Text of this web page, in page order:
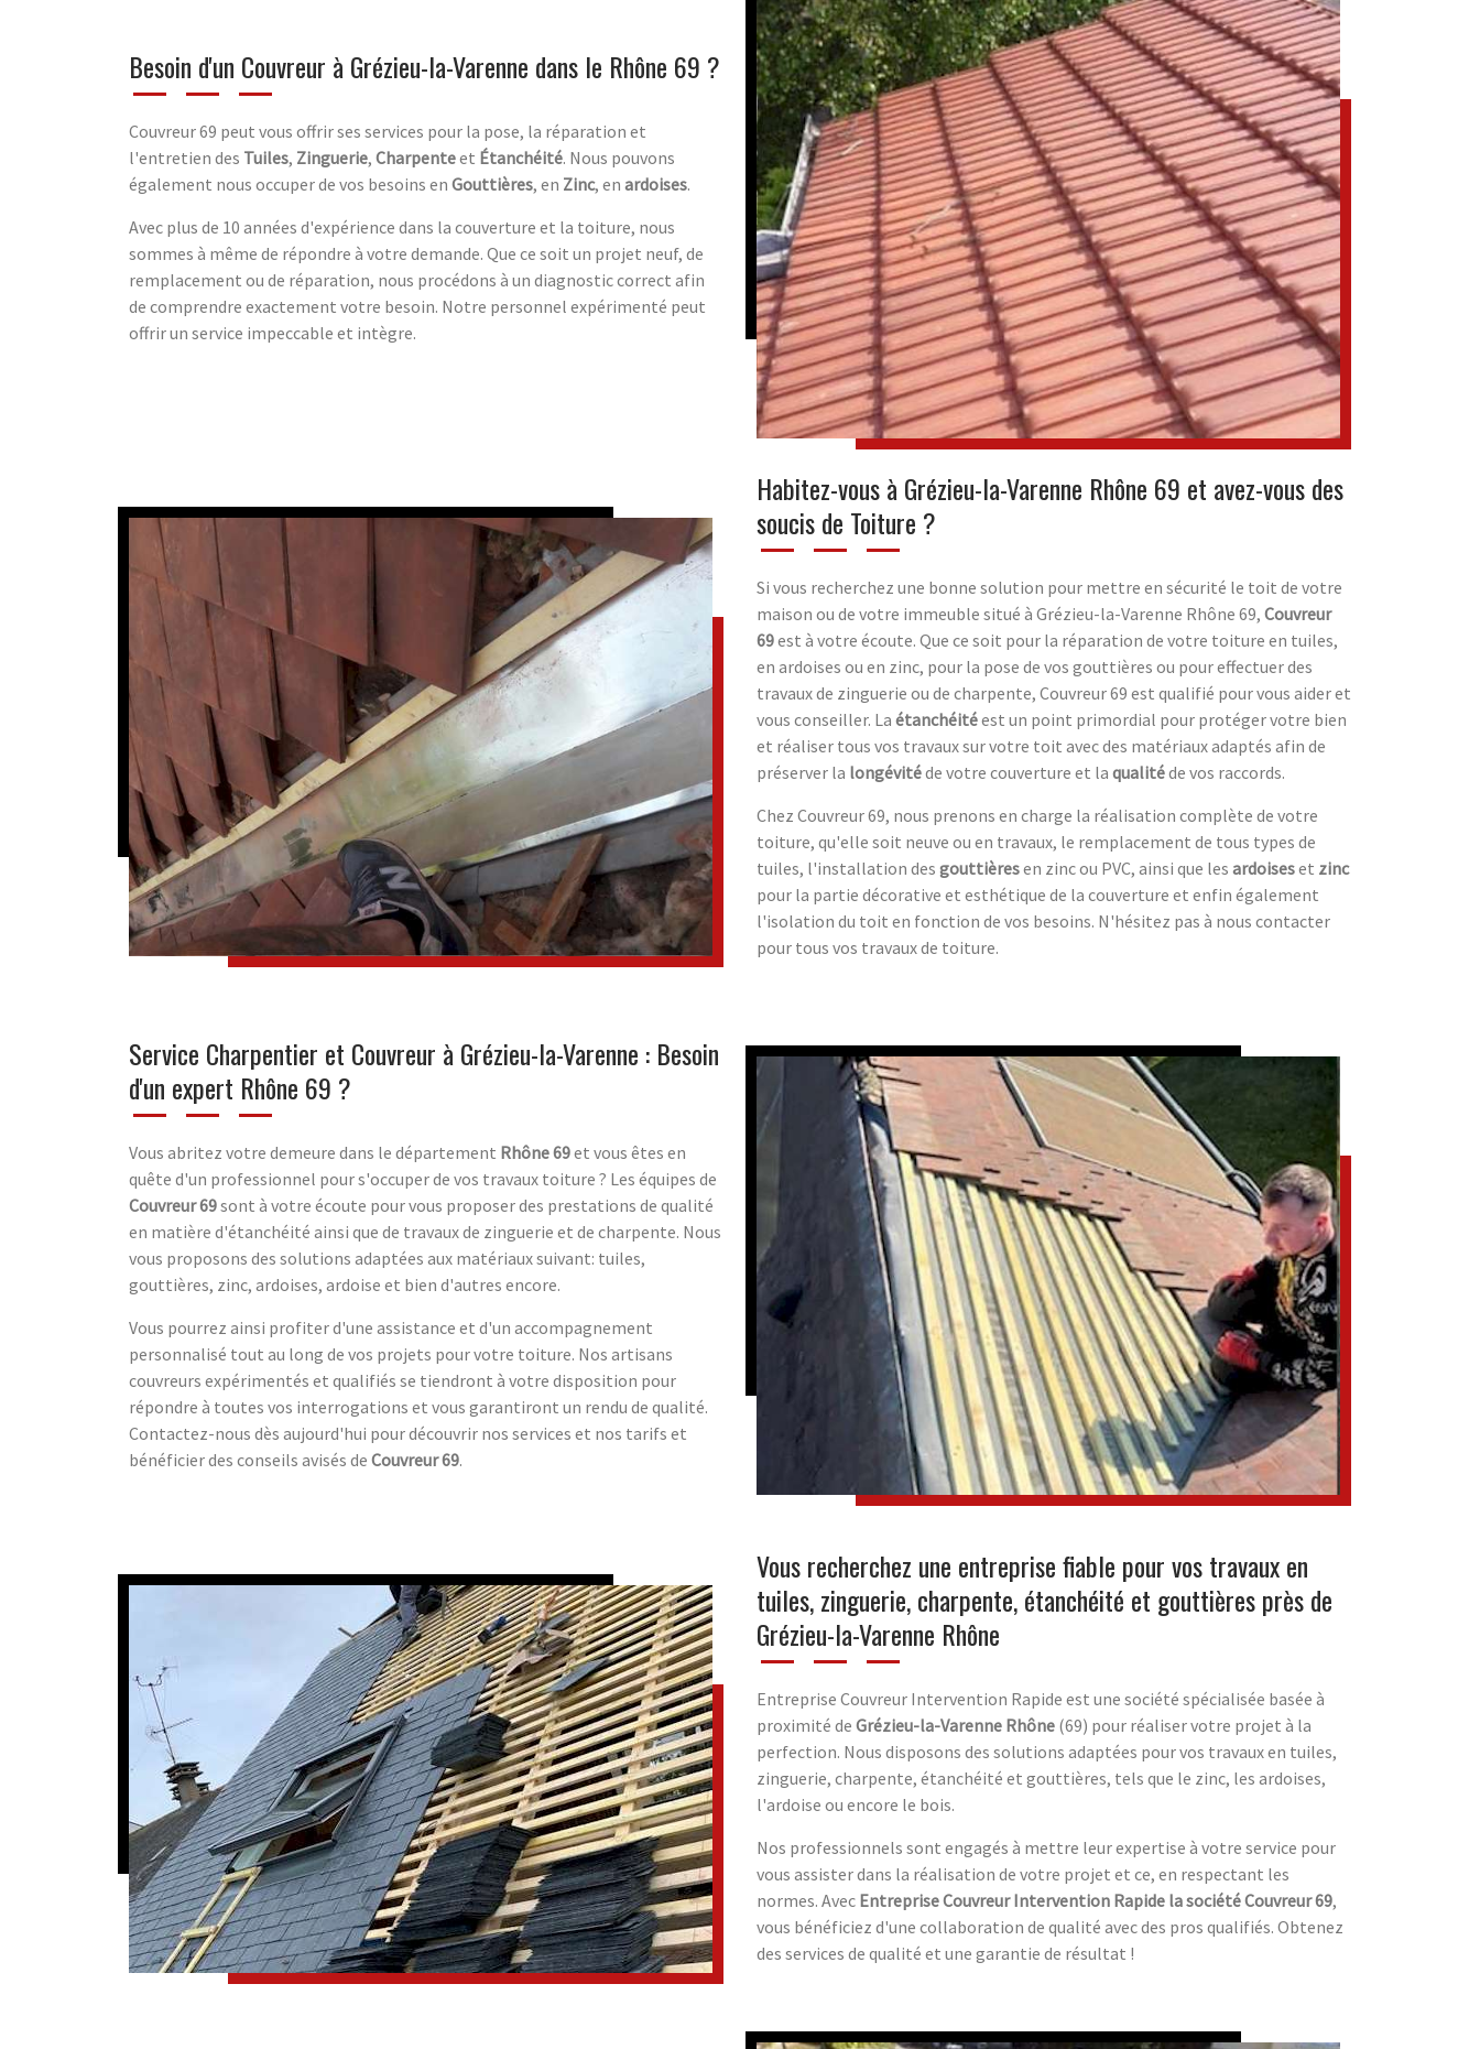
Besoin d'un Couvreur à Grézieu-la-Varenne dans le Rhône 69 ?
Couvreur 69 peut vous offrir ses services pour la pose, la réparation et
l'entretien des Tuiles, Zinguerie, Charpenteet Étanchéité. Nous pouvons
également nous occuper de vos besoins en Gouttières, en Zinc, en ardoises.
Avec plus de 10 années d'expérience dans la couverture et la toiture, nous
sommes à même de répondre à votre demande. Que ce soit un projet neuf, de
remplacement ou de réparation, nous procédons à un diagnostic correct afin
de comprendre exactement votre besoin. Notre personnel expérimenté peut
offrir un service impeccable et intègre.
Habitez-vous à Grézieu-la-Varenne Rhône 69 et avez-vous des
soucis de Toiture ?
Si vous recherchez une bonne solution pour mettre en sécurité le toit de votre
maison ou de votre immeuble situé à Grézieu-la-Varenne Rhône 69, Couvreur
69est à votre écoute. Que ce soit pour la réparation de votre toiture en tuiles,
en ardoises ou en zinc, pour la pose de vos gouttières ou pour effectuer des
travaux de zinguerie ou de charpente, Couvreur 69 est qualifié pour vous aider et
vous conseiller. La étanchéitéest un point primordial pour protéger votre bien
et réaliser tous vos travaux sur votre toit avec des matériaux adaptés afin de
préserver la longévitéde votre couverture et la qualitéde vos raccords.
Chez Couvreur 69, nous prenons en charge la réalisation complète de votre
toiture, qu'elle soit neuve ou en travaux, le remplacement de tous types de
tuiles, l'installation des gouttièresen zinc ou PVC, ainsi que les ardoiseset zinc
pour la partie décorative et esthétique de la couverture et enfin également
l'isolation du toit en fonction de vos besoins. N'hésitez pas à nous contacter
pour tous vos travaux de toiture.
Service Charpentier et Couvreur à Grézieu-la-Varenne : Besoin
d'un expert Rhône 69 ?
Vous abritez votre demeure dans le département Rhône 69et vous êtes en
quête d'un professionnel pour s'occuper de vos travaux toiture ? Les équipes de
Couvreur 69sont à votre écoute pour vous proposer des prestations de qualité
en matière d'étanchéité ainsi que de travaux de zinguerie et de charpente. Nous
vous proposons des solutions adaptées aux matériaux suivant: tuiles,
gouttières, zinc, ardoises, ardoise et bien d'autres encore.
Vous pourrez ainsi profiter d'une assistance et d'un accompagnement
personnalisé tout au long de vos projets pour votre toiture. Nos artisans
couvreurs expérimentés et qualifiés se tiendront à votre disposition pour
répondre à toutes vos interrogations et vous garantiront un rendu de qualité.
Contactez-nous dès aujourd'hui pour découvrir nos services et nos tarifs et
bénéficier des conseils avisés de Couvreur 69.
Vous recherchez une entreprise fiable pour vos travaux en
tuiles, zinguerie, charpente, étanchéité et gouttières près de
Grézieu-la-Varenne Rhône
Entreprise Couvreur Intervention Rapide est une société spécialisée basée à
proximité de Grézieu-la-Varenne Rhône (69) pour réaliser votre projet à la
perfection. Nous disposons des solutions adaptées pour vos travaux en tuiles,
zinguerie, charpente, étanchéité et gouttières, tels que le zinc, les ardoises,
l'ardoise ou encore le bois.
Nos professionnels sont engagés à mettre leur expertise à votre service pour
vous assister dans la réalisation de votre projet et ce, en respectant les
normes. Avec Entreprise Couvreur Intervention Rapide la société Couvreur 69,
vous bénéficiez d'une collaboration de qualité avec des pros qualifiés. Obtenez
des services de qualité et une garantie de résultat !